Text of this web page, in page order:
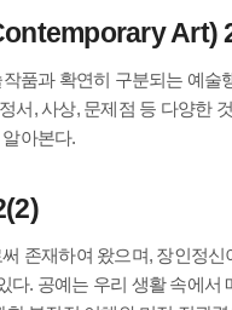
Art)
품과 확연히 구분되는 예
, 사상, 문제점 등 다양한
아본다.
존재하여 왔으며, 장인정
. 공예는 우리 생활 속에